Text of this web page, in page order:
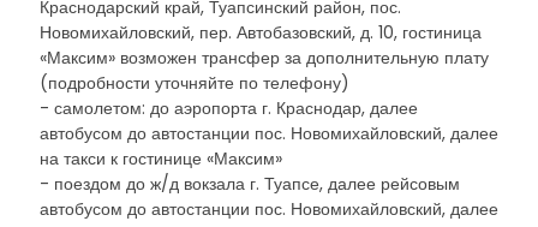
Краснодарский край, Туапсинский район, пос.
Новомихайловский, пер. Автобазовский, д. 10, гостиница
«Максим» возможен трансфер за дополнительную плату
(подробности уточняйте по телефону)
- самолетом: до аэропорта г. Краснодар, далее
автобусом до автостанции пос. Новомихайловский, далее
на такси к гостинице «Максим»
- поездом до ж/д вокзала г. Туапсе, далее рейсовым
автобусом до автостанции пос. Новомихайловский, далее